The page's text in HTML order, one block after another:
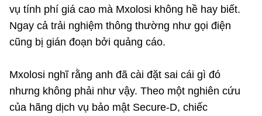
Tin địa phương
Sở hữu trí tuệ
Tiêu chuẩn, đo lường, chất lượng
Năng lượng nguyên tử
Ảnh
Voice
Nhiệm vụ trọng tâm
Chọn ngôn ngữ
vụ tính phí giá cao mà Mxolosi không hề hay biết.
Ngay cả trải nghiệm thông thường như gọi điện
cũng bị gián đoạn bởi quảng cáo.
Mxolosi nghĩ rằng anh đã cài đặt sai cái gì đó
nhưng không phải như vậy. Theo một nghiên cứu
của hãng dịch vụ bảo mật Secure-D, chiếc